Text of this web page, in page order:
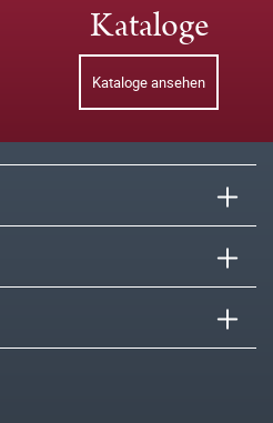
Kataloge
Kataloge ansehen